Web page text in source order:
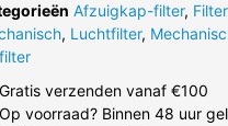
Afzuigkap-filter, Filter
, Luchtfilter,
verzenden vanaf €100
voorraad? Binnen 48 uur